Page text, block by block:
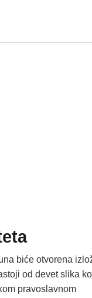
biće otvorena
od devet slika
pravoslavnom